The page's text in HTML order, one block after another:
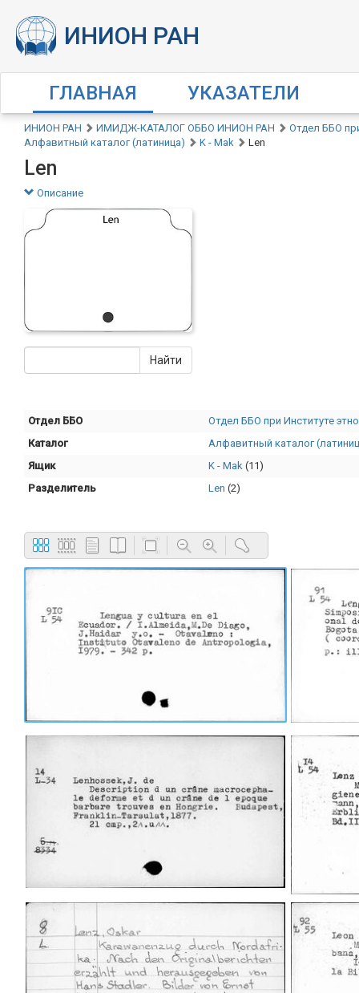
ГЛАВНАЯ УКАЗАТЕЛИ
ИНИОН РАН ИМИДЖ-КАТАЛОГ ОББО ИНИОН РАН
Отдел ББО
Алфавитный каталог (латиница)
K - Mak Len
Len
Описание
Отдел ББО
Отдел ББО при Институте
Каталог
Алфавитный каталог
Ящик
K - Mak (11)
Разделитель
Len (2)